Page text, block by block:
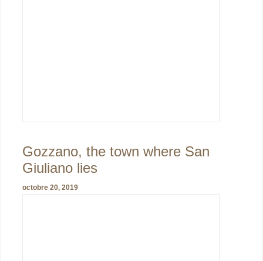
Gozzano, the town where San
Giuliano lies
octobre 20, 2019